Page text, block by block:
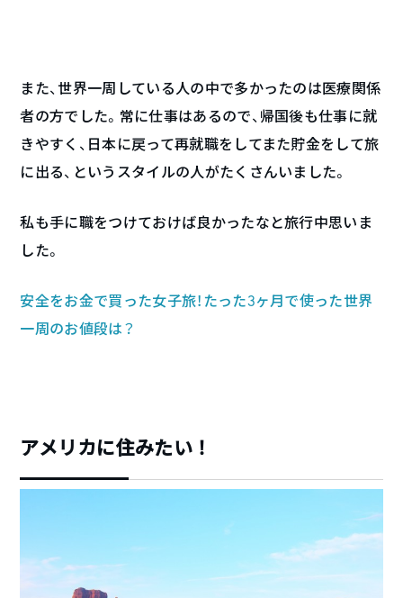
また、世界一周している人の中で多かったのは医療関係
者の方でした。常に仕事はあるので、帰国後も仕事に就
きやすく、日本に戻って再就職をしてまた貯金をして旅
に出る、というスタイルの人がたくさんいました。
私も手に職をつけておけば良かったなと旅行中思いま
した。
安全をお金で買った女子旅！たった3ヶ月で使った世界
一周のお値段は？
アメリカに住みたい！